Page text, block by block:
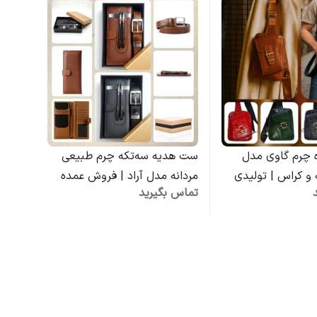
چرم گاوی مدل
و کراس | تولیدی
ست هدیه سه‌تکه چرم طبیعی
مردانه مدل آراد | فروش عمده
تولیدی چرم کوروش
تماس بگیرید